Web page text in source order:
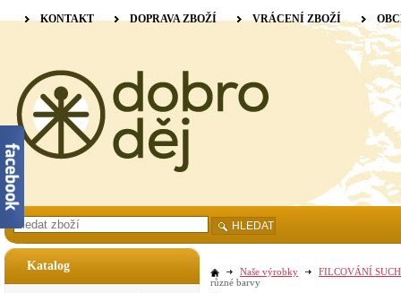
Katalog Naše výrobky
FILCOVÁNÍ
různé barvy
KONTAKT DOPRAVA ZBOŽÍ VRÁCENÍ ZBOŽÍ
HLEDAT